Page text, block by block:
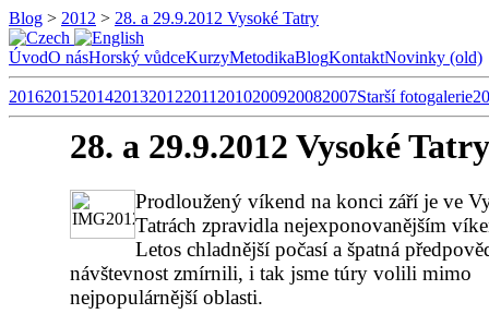
Blog > 2012 > 28. a 29.9.2012 Vysoké Tatry
ÚvodO násHorský vůdceKurzyMetodikaBlogKontaktNovinky (old)
201620152014201320122011 2010200920082007Starší fotogalerie
28. a 29.9.2012 Vysoké Tatry
Prodloužený víkend na konci září je ve
Tatrách zpravidla nejexponovanějším
Letos chladnější počasí a špatná
návštevnost zmírnili, i tak jsme túry volili mimo
nejpopulárnější oblasti.